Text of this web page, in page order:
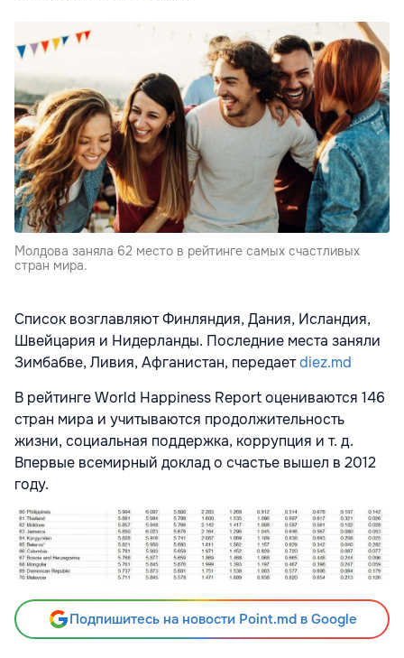
Молдова заняла 62 место в рейтинге самых счастливых
стран мира.
Список возглавляют Финляндия, Дания, Исландия,
Швейцария и Нидерланды. Последние места заняли
Зимбабве, Ливия, Афганистан, передаетdiez.md
В рейтинге World Happiness Report оцениваются 146
стран мира и учитываются продолжительность
жизни, социальная поддержка, коррупция и т. д.
Впервые всемирный доклад о счастье вышел в 2012
году.
Подпишитесь на новости Point.md в Google